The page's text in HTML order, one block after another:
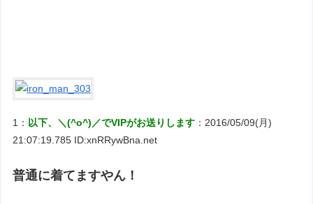
1： 以下、＼(^o^)／でVIPがお送りします ：2016/05/09(月)
21:07:19.785 ID:xnRRywBna.net
普通に着てますやん！